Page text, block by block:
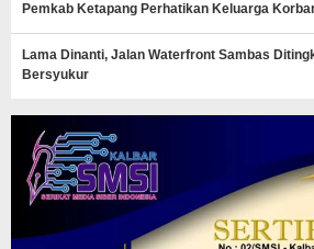
Pemkab Ketapang Perhatikan Keluarga
Lama Dinanti, Jalan Waterfront Sambas
Bersyukur